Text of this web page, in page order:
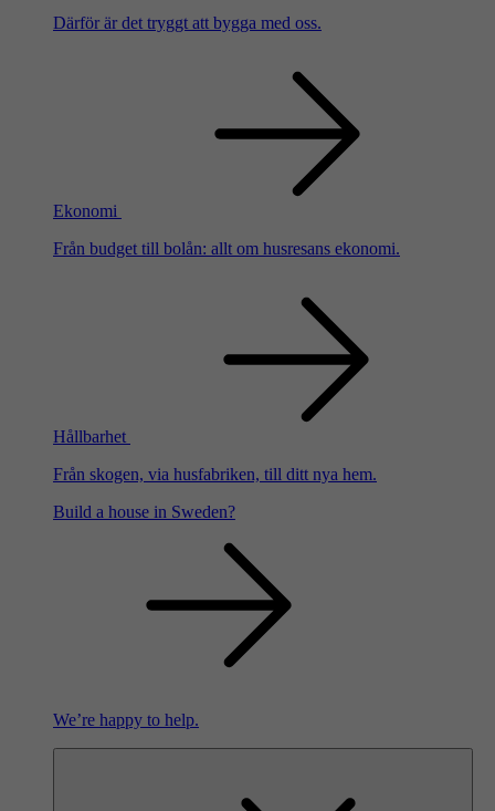
Därför är det tryggt att bygga med oss.
Ekonomi
Från budget till bolån: allt om husresans ekonomi.
Hållbarhet
Från skogen, via husfabriken, till ditt nya hem.
Build a house in Sweden?
We’re happy to help.